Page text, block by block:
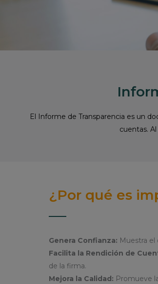
El Informe de Transparencia es un
cuentas.
¿Por qué es
Genera Confianza: Muestra
Facilita la Rendición de
de la firma.
Mejora la Calidad: Promueve